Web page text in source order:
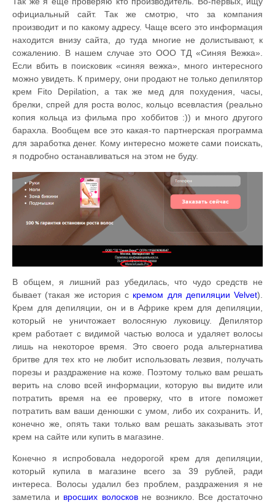
официальный сайт. Так же смотрю, что за компания
производит и по какому адресу. Чаще всего это информация
находится внизу сайта, до туда многие не долистывают, к
сожалению. В нашем случае это ООО ТД «Синяя Вежка».
Если вбить в поисковик «синяя вежка», много интересного
можно увидеть. К примеру, они продают не только депилятор
крем Fito Depilation, а так же мед для похудения, часы,
брелки, спрей для роста волос, кольцо всевластия (реально
копия кольца из фильма про хоббитов :)) и много другого
барахла. Вообщем все это какая-то партнерская программа
для заработка денег. Кому интересно можете сами поискать,
я подробно останавливаться на этом не буду.
В общем, я лишний раз убедилась, что чудо средств не
бывает (такая же история с кремом для депиляции Velvet).
Крем для депиляции, он и в Африке крем для депиляции,
который не уничтожает волосяную луковицу. Депилятор
крем работает с видимой частью волоса и удаляет волосы
лишь на некоторое время. Это своего рода альтернатива
бритве для тех кто не любит использовать лезвия, получать
порезы и раздражение на коже. Поэтому только вам решать
верить на слово всей информации, которую вы видите или
потратить время на ее проверку, что в итоге поможет
потратить вам ваши денюшки с умом, либо их сохранить. И,
конечно же, опять таки только вам решать заказывать этот
крем на сайте или купить в магазине.
Конечно я испробовала недорогой крем для депиляции,
который купила в магазине всего за 39 рублей, ради
интереса. Волосы удалил без проблем, раздражения я не
заметила и вросших волосковне возникло. Все достаточно